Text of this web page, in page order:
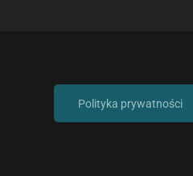
Polityka prywatności